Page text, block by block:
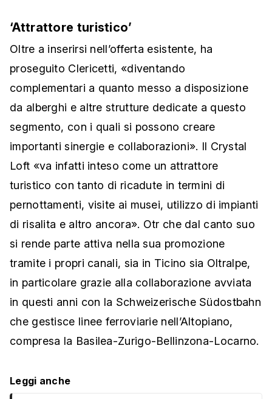
‘Attrattore turistico’
Oltre a inserirsi nell’offerta esistente, ha
proseguito Clericetti, «diventando
complementari a quanto messo a disposizione
da alberghi e altre strutture dedicate a questo
segmento, con i quali si possono creare
importanti sinergie e collaborazioni». Il Crystal
Loft «va infatti inteso come un attrattore
turistico con tanto di ricadute in termini di
pernottamenti, visite ai musei, utilizzo di impianti
di risalita e altro ancora». Otr che dal canto suo
si rende parte attiva nella sua promozione
tramite i propri canali, sia in Ticino sia Oltralpe,
in particolare grazie alla collaborazione avviata
in questi anni con la Schweizerische Südostbahn
che gestisce linee ferroviarie nell’Altopiano,
compresa la Basilea-Zurigo-Bellinzona-Locarno.
Leggi anche